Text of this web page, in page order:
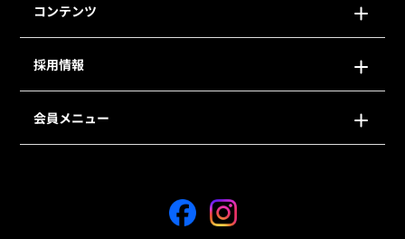
コンテンツ
採用情報
会員メニュー